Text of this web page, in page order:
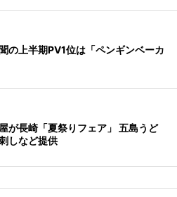
の上半期PV1位は「ペンギンベーカ
が長崎「夏祭りフェア」 五島うど
しなど提供